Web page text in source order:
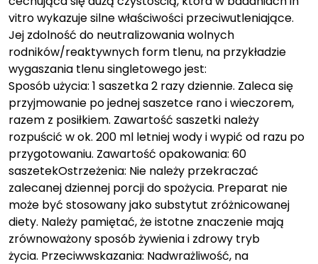
vitro wykazuje silne właściwości przeciwutleniające.
Jej zdolność do neutralizowania wolnych
rodników/reaktywnych form tlenu, na przykładzie
wygaszania tlenu singletowego jest:
Sposób użycia: 1 saszetka 2 razy dziennie. Zaleca się
przyjmowanie po jednej saszetce rano i wieczorem,
razem z posiłkiem. Zawartość saszetki należy
rozpuścić w ok. 200 ml letniej wody i wypić od razu po
przygotowaniu. Zawartość opakowania: 60
saszetekOstrzeżenia: Nie należy przekraczać
zalecanej dziennej porcji do spożycia. Preparat nie
może być stosowany jako substytut zróżnicowanej
diety. Należy pamiętać, że istotne znaczenie mają
zrównoważony sposób żywienia i zdrowy tryb
życia. Przeciwwskazania: Nadwrażliwość, na